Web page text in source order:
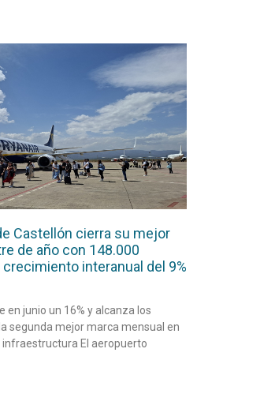
Castellón cierra su mejor
de año con 148.000
interanual del 9%
en junio un 16% y alcanza los
segunda mejor marca mensual en
infraestructura El aeropuerto